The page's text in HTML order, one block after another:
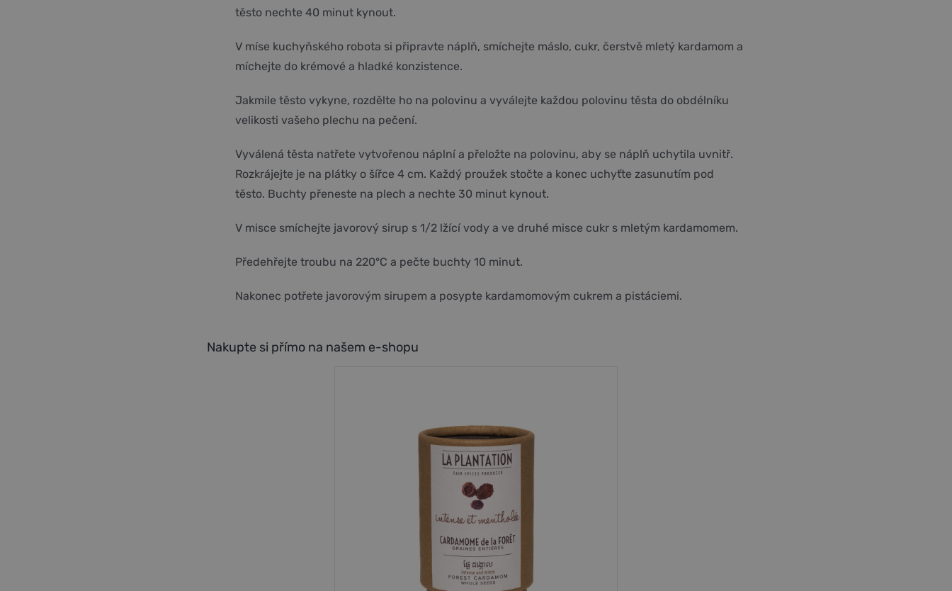
těsto nechte 40 minut kynout.
V míse kuchyňského robota si připravte náplň, smíchejte máslo, cukr, čerstvě mletý kardamom a
míchejte do krémové a hladké konzistence.
Jakmile těsto vykyne, rozdělte ho na polovinu a vyválejte každou polovinu těsta do obdélníku
velikosti vašeho plechu na pečení.
Vyválená těsta natřete vytvořenou náplní a přeložte na polovinu, aby se náplň uchytila uvnitř.
Rozkrájejte je na plátky o šířce 4 cm. Každý proužek stočte a konec uchyťte zasunutím pod
těsto. Buchty přeneste na plech a nechte 30 minut kynout.
V misce smíchejte javorový sirup s 1/2 lžící vody a ve druhé misce cukr s mletým kardamomem.
Předehřejte troubu na 220°C a pečte buchty 10 minut.
Nakonec potřete javorovým sirupem a posypte kardamomovým cukrem a pistáciemi.
Nakupte si přímo na našem e-shopu